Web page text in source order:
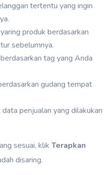
tertentu yang ingin
produk berdasarkan
sebelumnya.
tag yang Anda
gudang tempat
penjualan yang dilakukan
sesuai, klik Terapkan
disaring.